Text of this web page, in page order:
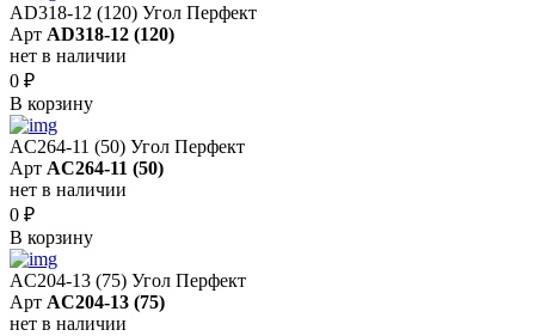
AD318-12 (120) Угол Перфект
Арт AD318-12 (120)
нет в наличии
0 ₽
В корзину
AC264-11 (50) Угол Перфект
Арт AC264-11 (50)
нет в наличии
0 ₽
В корзину
AC204-13 (75) Угол Перфект
Арт AC204-13 (75)
нет в наличии